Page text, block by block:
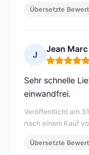
Übersetzte
J
Jean Marc
Hinweis: 5
Veröffentlicht am
nach einem Kauf
Sehr schnelle
einwandfrei.
Übersetzte